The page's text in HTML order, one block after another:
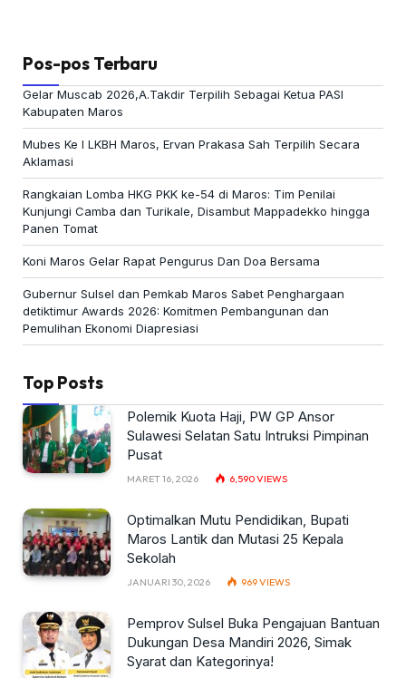
Pos-pos Terbaru
Gelar Muscab 2026,A.Takdir Terpilih Sebagai Ketua PASI
Kabupaten Maros
Mubes Ke I LKBH Maros, Ervan Prakasa Sah Terpilih Secara
Aklamasi
Rangkaian Lomba HKG PKK ke-54 di Maros: Tim Penilai
Kunjungi Camba dan Turikale, Disambut Mappadekko hingga
Panen Tomat
Koni Maros Gelar Rapat Pengurus Dan Doa Bersama
Gubernur Sulsel dan Pemkab Maros Sabet Penghargaan
detiktimur Awards 2026: Komitmen Pembangunan dan
Pemulihan Ekonomi Diapresiasi
Top Posts
Polemik Kuota Haji, PW GP Ansor
Sulawesi Selatan Satu Intruksi Pimpinan
Pusat
MARET 16, 2026 6,590VIEWS
Optimalkan Mutu Pendidikan, Bupati
Maros Lantik dan Mutasi 25 Kepala
Sekolah
JANUARI 30, 2026 969VIEWS
Pemprov Sulsel Buka Pengajuan Bantuan
Dukungan Desa Mandiri 2026, Simak
Syarat dan Kategorinya!